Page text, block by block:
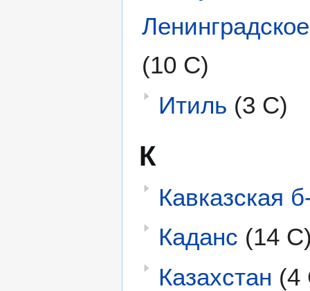
(10 С)
Итиль (3 С)
К
Кавказская
Каданс (14
Казахстан (4